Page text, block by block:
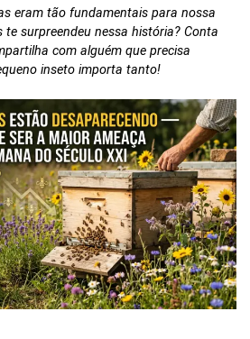
eram tão fundamentais para nossa
te surpreendeu nessa história? Conta
com alguém que precisa
inseto importa tanto!